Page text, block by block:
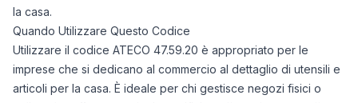
la casa.
Quando Utilizzare Questo Codice
Utilizzare il codice ATECO 47.59.20 è appropriato per le
imprese che si dedicano al commercio al dettaglio di utensili e
articoli per la casa. È ideale per chi gestisce negozi fisici o